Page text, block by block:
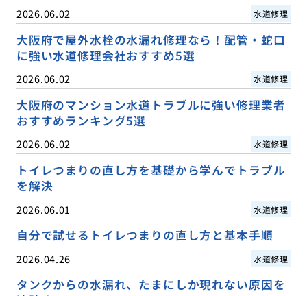
2026.06.02 水道修理
大阪府で屋外水栓の水漏れ修理なら！配管・蛇口
に強い水道修理会社おすすめ5選
2026.06.02 水道修理
大阪府のマンション水道トラブルに強い修理業者
おすすめランキング5選
2026.06.02 水道修理
トイレつまりの直し方を基礎から学んでトラブル
を解決
2026.06.01 水道修理
自分で試せるトイレつまりの直し方と基本手順
2026.04.26 水道修理
タンクからの水漏れ、たまにしか現れない原因を